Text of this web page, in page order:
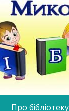
Про бібліотеку